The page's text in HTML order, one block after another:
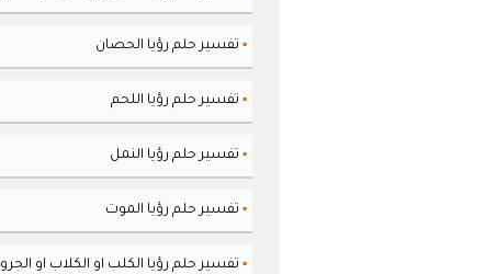
▪ تفسير حلم رؤيا الحصان
▪ تفسير حلم رؤيا اللحم
▪ تفسير حلم رؤيا النمل
▪ تفسير حلم رؤيا الموت
▪ تفسير حلم رؤيا الكلب او الكلاب او الجرو